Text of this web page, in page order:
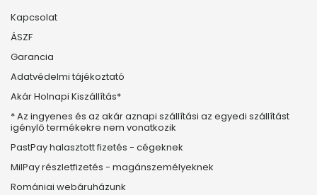
Kapcsolat
ÁSZF
Garancia
Adatvédelmi tájékoztató
Akár Holnapi Kiszállítás*
* Az ingyenes és az akár aznapi szállítási az egyedi szállítást
igénylő termékekre nem vonatkozik
PastPay halasztott fizetés - cégeknek
MilPay részletfizetés - magánszemélyeknek
Romániai webáruházunk